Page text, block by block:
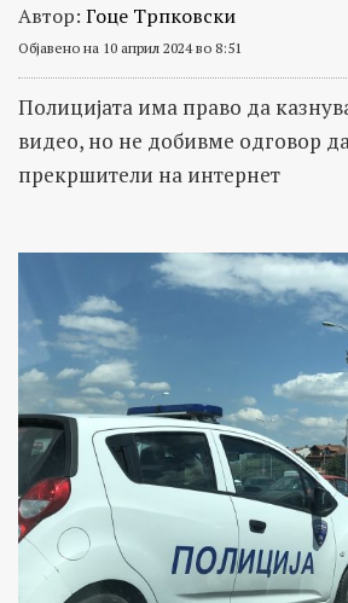
Автор: Гоце Трпковски
Објавено на 10 април 2024 во 8:51
Полицијата има право да
видео, но не добивме одговор
прекршители на интернет